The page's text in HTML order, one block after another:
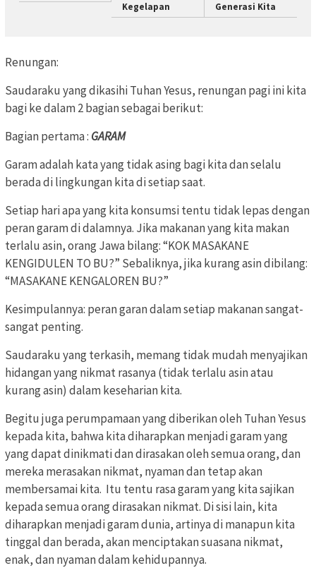
Kegelapan
Generasi Kita
Renungan:
Saudaraku yang dikasihi Tuhan Yesus, renungan pagi ini kita
bagi ke dalam 2 bagian sebagai berikut:
Bagian pertama : GARAM
Garam adalah kata yang tidak asing bagi kita dan selalu
berada di lingkungan kita di setiap saat.
Setiap hari apa yang kita konsumsi tentu tidak lepas dengan
peran garam di dalamnya. Jika makanan yang kita makan
terlalu asin, orang Jawa bilang: “KOK MASAKANE
KENGIDULEN TO BU?” Sebaliknya, jika kurang asin dibilang:
“MASAKANE KENGALOREN BU?”
Kesimpulannya: peran garan dalam setiap makanan sangat-
sangat penting.
Saudaraku yang terkasih, memang tidak mudah menyajikan
hidangan yang nikmat rasanya (tidak terlalu asin atau
kurang asin) dalam keseharian kita.
Begitu juga perumpamaan yang diberikan oleh Tuhan Yesus
kepada kita, bahwa kita diharapkan menjadi garam yang
yang dapat dinikmati dan dirasakan oleh semua orang, dan
mereka merasakan nikmat, nyaman dan tetap akan
membersamai kita. Itu tentu rasa garam yang kita sajikan
kepada semua orang dirasakan nikmat. Di sisi lain, kita
diharapkan menjadi garam dunia, artinya di manapun kita
tinggal dan berada, akan menciptakan suasana nikmat,
enak, dan nyaman dalam kehidupannya.